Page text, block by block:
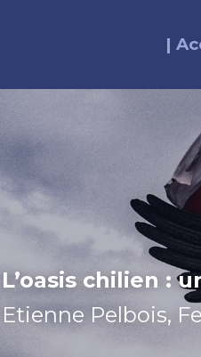
|
L’oasis chilien :
Etienne Pelbois,